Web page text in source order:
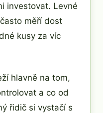
investovat. Levné
měří dost
kusy za víc
hlavně na tom,
a co od
řidič si vystačí s